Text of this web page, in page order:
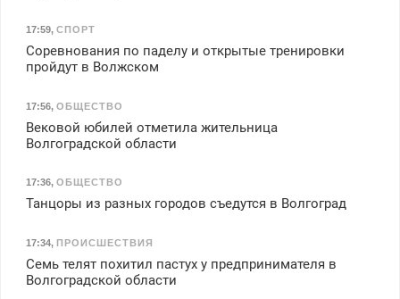
17:59, СПОРТ
Соревнования по паделу и открытые тренировки
пройдут в Волжском
17:56, ОБЩЕСТВО
Вековой юбилей отметила жительница
Волгоградской области
17:36, ОБЩЕСТВО
Танцоры из разных городов съедутся в Волгоград
17:34, ПРОИСШЕСТВИЯ
Семь телят похитил пастух у предпринимателя в
Волгоградской области